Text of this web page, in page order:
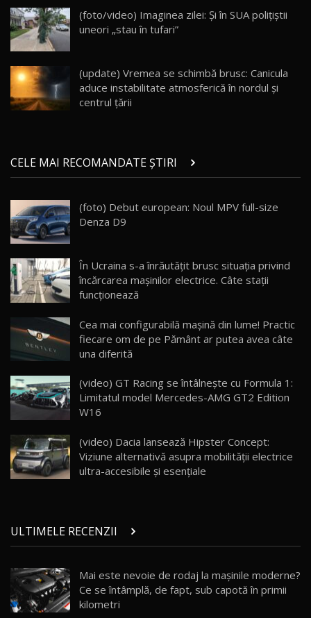
30:08
AutoBlog.MD
23:36
20
Noul ZEEKR 7X / Test Drive AutoBlog.MD
21
AutoBlog.MD
16:59
22
Noua Mazda 6e / Test Drive AutoBlog.MD
26:59
23
Lynk & Co 01 / Test Drive AutoBlog.MD
25:19
24
ZEEKR 009: Cel mai Performant și Confortabil
Van Electric Testat în Moldova / AutoBlog.MD
26:38
25
mai Exclusiv și Puternic Defender Testat în
Moldova
32:21
26
AutoBlog.MD
10:57
Test Drive: Noile modele FENDT! Cum e să
28
Noul Geely Monjaro 2025! Mai ieftin și mai
dotat / Test Drive AutoBlog.MD
29
ZEEKR 9X - PRIMUL TEST DRIVE ÎN ROMÂNĂ!
CUM SE CONDUCE?
33:40
(foto/video) Imaginea zilei: Și în SUA polițiștii
uneori „stau în tufari”
(update) Vremea se schimbă brusc: Canicula
aduce instabilitate atmosferică în nordul și
centrul țării
CELE MAI RECOMANDATE ȘTIRI
(foto) Debut european: Noul MPV full-size
Denza D9
În Ucraina s-a înrăutățit brusc situația privind
încărcarea mașinilor electrice. Câte stații
funcționează
Cea mai configurabilă maşină din lume! Practic
fiecare om de pe Pământ ar putea avea câte
una diferită
(video) GT Racing se întâlnește cu Formula 1:
Limitatul model Mercedes-AMG GT2 Edition
W16
(video) Dacia lansează Hipster Concept:
Viziune alternativă asupra mobilității electrice
ultra-accesibile și esențiale
ULTIMELE RECENZII
Mai este nevoie de rodaj la mașinile moderne?
Ce se întâmplă, de fapt, sub capotă în primii
kilometri